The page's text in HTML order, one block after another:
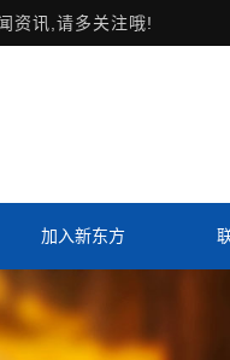
资讯,请多关注哦!
加入新东方